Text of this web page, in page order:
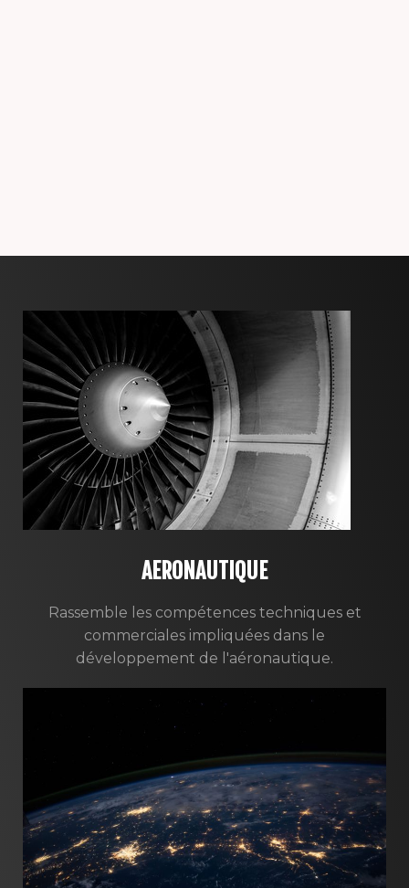
AERONAUTIQUE
Rassemble les compétences techniques et
commerciales impliquées dans le
développement de l'aéronautique.